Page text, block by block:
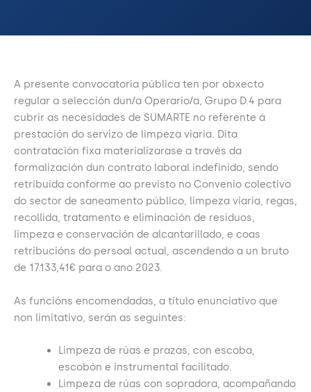
A presente convocatoria pública ten por obxecto
regular a selección dun/a Operario/a, Grupo D.4 para
cubrir as necesidades de SUMARTE no referente á
prestación do servizo de limpeza viaria. Dita
contratación fixa materializarase a través da
formalización dun contrato laboral indefinido, sendo
retribuída conforme ao previsto no Convenio colectivo
do sector de saneamento público, limpeza viaria, regas,
recollida, tratamento e eliminación de residuos,
limpeza e conservación de alcantarillado, e coas
retribucións do persoal actual, ascendendo a un bruto
de 17.133,41€ para o ano 2023.
As funcións encomendadas, a título enunciativo que
non limitativo, serán as seguintes:
Limpeza de rúas e prazas, con escoba,
escobón e instrumental facilitado.
Limpeza de rúas con sopradora, acompañando